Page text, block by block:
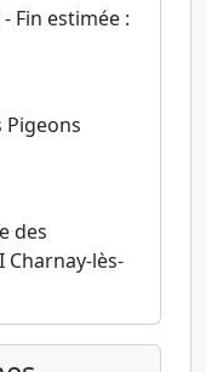
Fin estimée :
Pigeons
des
Charnay-lès-